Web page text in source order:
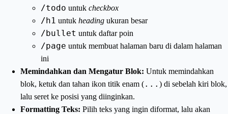
/todo untuk checkbox
/h1 untuk heading ukuran besar
/bullet untuk daftar poin
/page untuk membuat halaman baru di dalam halaman
ini
Memindahkan dan Mengatur Blok: Untuk memindahkan
blok, ketuk dan tahan ikon titik enam (... ) di sebelah kiri blok,
lalu seret ke posisi yang diinginkan.
Formatting Teks: Pilih teks yang ingin diformat, lalu akan